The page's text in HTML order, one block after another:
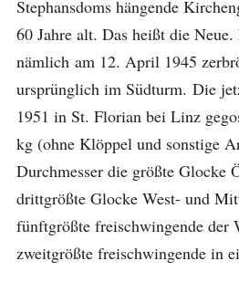
Stephansdoms hängende
60 Jahre alt. Das heißt die
nämlich am 12. April 1945
ursprünglich im Südturm. Die
1951 in St. Florian bei Linz
kg (ohne Klöppel und sonstige
Durchmesser die größte Glocke
drittgrößte Glocke West- und
fünftgrößte freischwingende der
zweitgrößte freischwingende in